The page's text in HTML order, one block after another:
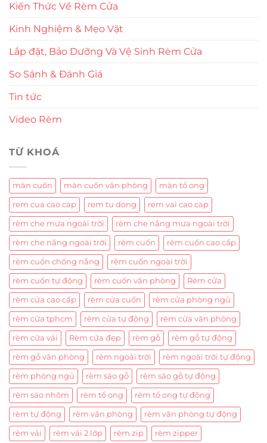
Kiến Thức Về Rèm Cửa
Kinh Nghiệm & Mẹo Vặt
Lắp đặt, Bảo Dưỡng Và Vệ Sinh Rèm Cửa
So Sánh & Đánh Giá
Tin tức
Video Rèm
TỪ KHOÁ
màn cuốn màn cuốn văn phòng màn tổ ong
rem cua cao cap rem tu dong rem vai cao cap
rèm che mưa ngoài trời rèm che nắng mưa ngoài trời
rèm che nắng ngoài trời rèm cuốn rèm cuốn cao cấp
rèm cuốn chống nắng rèm cuốn ngoài trời
rèm cuốn tự động rèm cuốn văn phòng Rèm cửa
rèm cửa cao cấp rèm cửa cuốn rèm cửa phòng ngủ
rèm cửa tphcm rèm cửa tự động rèm cửa văn phòng
rèm cửa vải Rèm cửa đẹp rèm gỗ rèm gỗ tự động
rèm gỗ văn phòng rèm ngoài trời rèm ngoài trời tự động
rèm phòng ngủ rèm sáo gỗ rèm sáo gỗ tự động
rèm sáo nhôm rèm tổ ong rèm tổ ong tự động
rèm tự động rèm văn phòng rèm văn phòng tự động
rèm vải rèm vải 2 lớp rèm zip rèm zipper